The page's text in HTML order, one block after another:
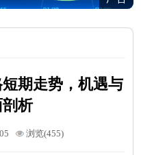
期走势，机遇与
析
浏览(455)